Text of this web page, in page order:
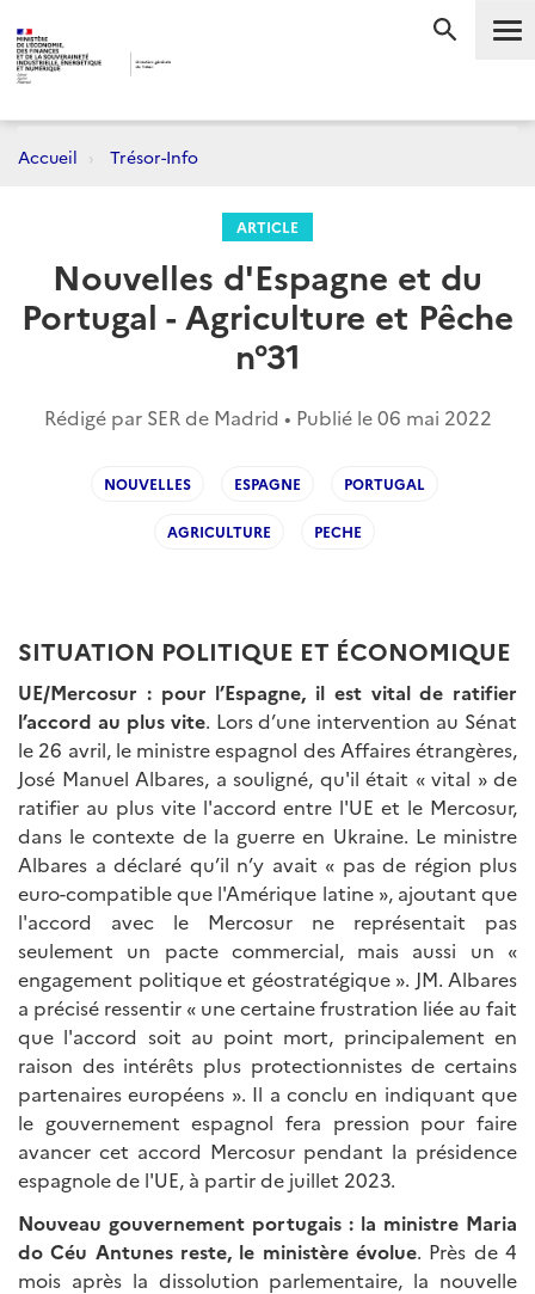
Accueil Trésor-Info
ARTICLE
Nouvelles d'Espagne et du
Portugal - Agriculture et Pêche
n°31
Rédigé par SER de Madrid • Publié le06 mai 2022
NOUVELLES ESPAGNE PORTUGAL
AGRICULTURE PECHE
SITUATION POLITIQUE ET ÉCONOMIQUE
UE/Mercosur : pour l’Espagne, il est vital de ratifier
l’accord au plus vite. Lors d’une intervention au Sénat
le 26 avril, le ministre espagnol des Affaires étrangères,
José Manuel Albares, a souligné, qu'il était « vital » de
ratifier au plus vite l'accord entre l'UE et le Mercosur,
dans le contexte de la guerre en Ukraine. Le ministre
Albares a déclaré qu’il n’y avait « pas de région plus
euro-compatible que l'Amérique latine », ajoutant que
l'accord avec le Mercosur ne représentait pas
seulement un pacte commercial, mais aussi un «
engagement politique et géostratégique ». JM. Albares
a précisé ressentir « une certaine frustration liée au fait
que l'accord soit au point mort, principalement en
raison des intérêts plus protectionnistes de certains
partenaires européens ». Il a conclu en indiquant que
le gouvernement espagnol fera pression pour faire
avancer cet accord Mercosur pendant la présidence
espagnole de l'UE, à partir de juillet 2023.
Nouveau gouvernement portugais : la ministre Maria
do Céu Antunes reste, le ministère évolue. Près de 4
mois après la dissolution parlementaire, la nouvelle